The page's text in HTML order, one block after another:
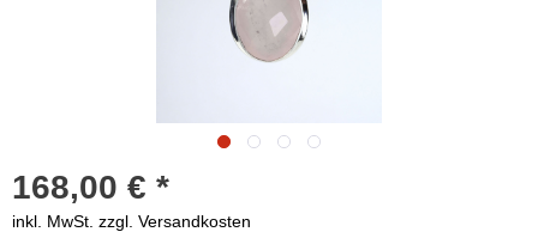
168,00 € *
inkl. MwSt. zzgl. Versandkosten